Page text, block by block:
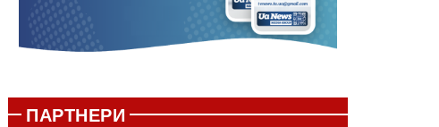
ПАРТНЕРИ